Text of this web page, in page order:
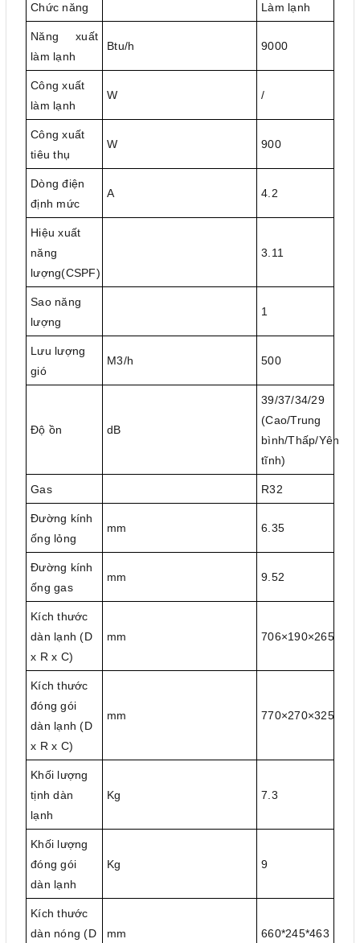
Chức năng Làm lạnh
Năng xuất
làm lạnh
Btu/h 9000
Công xuất
làm lạnh
W /
Công xuất
tiêu thụ
W 900
Dòng điện
định mức
A 4.2
Hiệu xuất
năng
lượng(CSPF)
3.11
Sao năng
lượng
1
Lưu lượng
gió
M3/h 500
Độ ồn dB
39/37/34/29
(Cao/Trung
bình/Thấp/Yên
tĩnh)
Gas R32
Đường kính
ống lỏng
mm 6.35
Đường kính
ống gas
mm 9.52
Kích thước
dàn lạnh (D
x R x C)
mm 706×190×265
Kích thước
đóng gói
dàn lạnh (D
x R x C)
mm 770×270×325
Khối lượng
tịnh dàn
lạnh
Kg 7.3
Khối lượng
đóng gói
dàn lạnh
Kg 9
Kích thước
dàn nóng (D
mm 660*245*463